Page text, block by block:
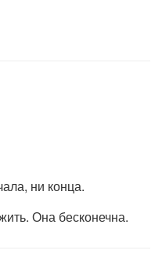
ни конца.
Она бесконечна.